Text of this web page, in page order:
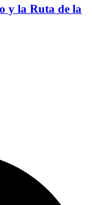
y la Ruta de la